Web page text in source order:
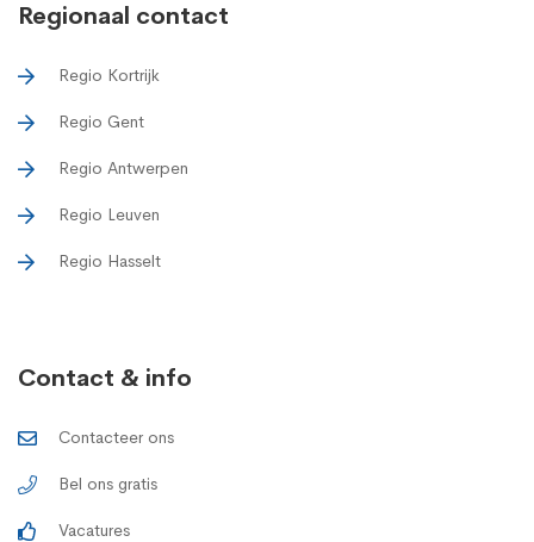
Regionaal contact
Regio Kortrijk
Regio Gent
Regio Antwerpen
Regio Leuven
Regio Hasselt
Contact & info
Contacteer ons
Bel ons gratis
Vacatures